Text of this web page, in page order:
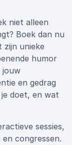
niet alleen
Boek dan nu
zijn unieke
humor
jouw
en gedrag
doet, en wat
sessies,
en congressen.